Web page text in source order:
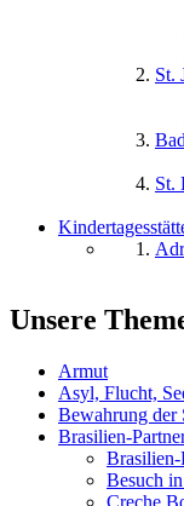
St.
St.
Unsere
Armut
Asyl, Flucht,
Bewahrung der
Brasilien-
Brasilien-
Besuch